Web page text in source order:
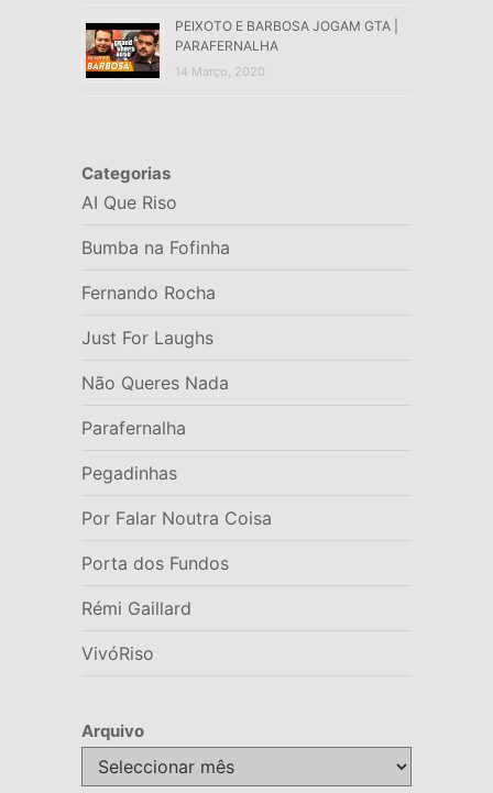
PEIXOTO E BARBOSA JOGAM GTA |
PARAFERNALHA
14 Março, 2020
Categorias
AI Que Riso
Bumba na Fofinha
Fernando Rocha
Just For Laughs
Não Queres Nada
Parafernalha
Pegadinhas
Por Falar Noutra Coisa
Porta dos Fundos
Rémi Gaillard
VivóRiso
Arquivo
Arquivo